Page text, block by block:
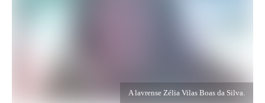
A lavrense Zélia Vilas Boas da Silva.